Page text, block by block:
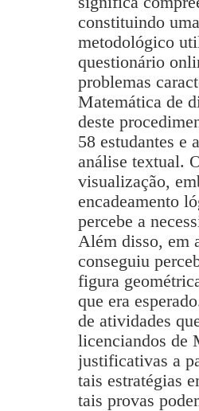
constituindo
metodológico
questionário
problemas
Matemática de
deste
58 estudantes e
análise textual.
visualização,
encadeamento
percebe a
Além disso, em
conseguiu
figura
que era
de atividades
licenciandos de
justificativas a
tais estratégias
tais provas